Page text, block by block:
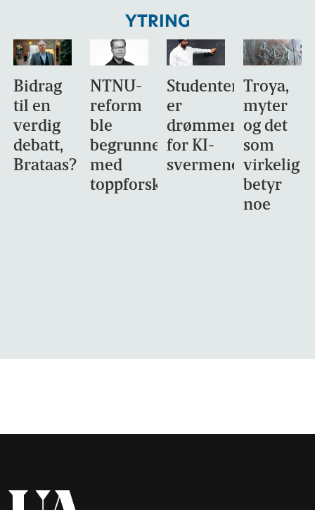
YTRING
Bidrag
til en
verdig
debatt,
Brataas?
NTNU-
reform
ble
begrunnet
med
toppforskning
Studentene
er
drømmemålet
for KI-
svermene
Troya,
myter
og det
som
virkelig
betyr
noe